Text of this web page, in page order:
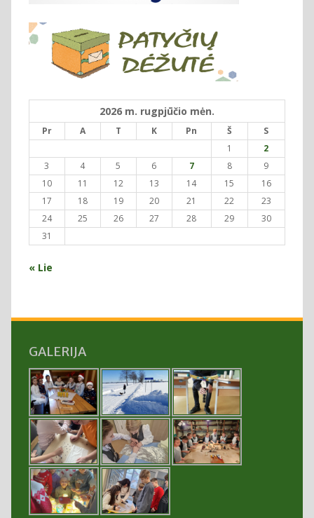
2026 m. rugpjūčio mėn.
Pr A T K Pn Š
S
1
2
3
4 5 6 7 8
9
10
11 12 13 14 15
16
17
18 19 20 21 22
23
24
25 26 27 28 29
30
31
« Lie
GALERIJA